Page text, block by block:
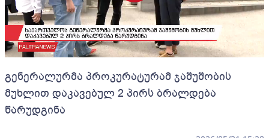
გენერალურმა პროკურატურამ ჯაშუშობის
მუხლით დაკავებულ 2 პირს ბრალდება
წარუდგინა